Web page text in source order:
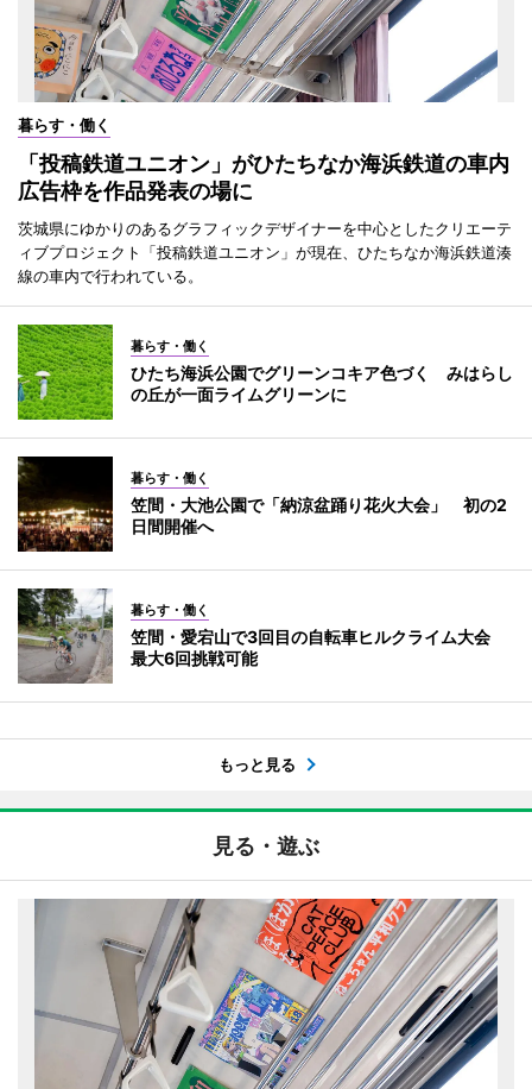
暮らす・働く
「投稿鉄道ユニオン」がひたちなか海浜鉄道の車内
広告枠を作品発表の場に
茨城県にゆかりのあるグラフィックデザイナーを中心としたクリエーテ
ィブプロジェクト「投稿鉄道ユニオン」が現在、ひたちなか海浜鉄道湊
線の車内で行われている。
暮らす・働く
ひたち海浜公園でグリーンコキア色づく みはらし
の丘が一面ライムグリーンに
暮らす・働く
笠間・大池公園で「納涼盆踊り花火大会」 初の2
日間開催へ
暮らす・働く
笠間・愛宕山で3回目の自転車ヒルクライム大会
最大6回挑戦可能
もっと見る
見る・遊ぶ